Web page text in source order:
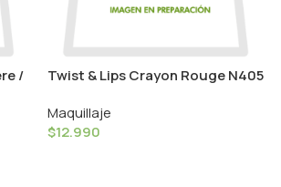
/
Twist & Lips Crayon Rouge N405
Maquillaje
$12.990